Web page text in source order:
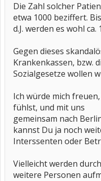
Die Zahl solcher
etwa 1000 beziffert.
d.J. werden es wohl ca.
Gegen dieses
Krankenkassen, bzw.
Sozialgesetze wollen
Ich würde mich
fühlst, und mit uns
gemeinsam nach
kannst Du ja noch
Interssenten oder
Vielleicht werden
weitere Personen